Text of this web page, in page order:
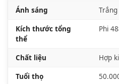
Ánh sáng Trắng
Kích thước tổng
thể
Phi
Chất liệu Hợp
Tuổi thọ